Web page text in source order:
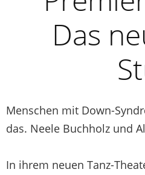
Das
Menschen mit Down-
das. Neele Buchholz und
In ihrem neuen Tanz-